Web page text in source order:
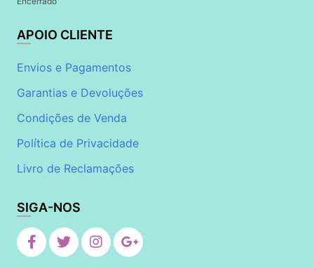
APOIO CLIENTE
Envios e Pagamentos
Garantias e Devoluções
Condições de Venda
Política de Privacidade
Livro de Reclamações
SIGA-NOS